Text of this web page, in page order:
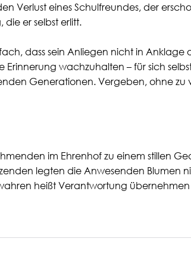
Verlust eines Schulfreundes, der
er selbst erlitt.
dass sein Anliegen nicht in Anklage
Erinnerung wachzuhalten – für sich
Generationen. Vergeben, ohne zu
im Ehrenhof zu einem stillen
legten die Anwesenden Blumen
heißt Verantwortung